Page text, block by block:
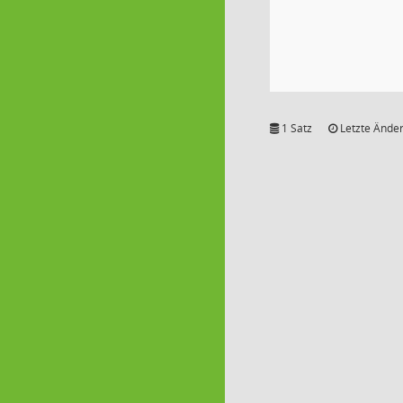
1 Satz Letzte